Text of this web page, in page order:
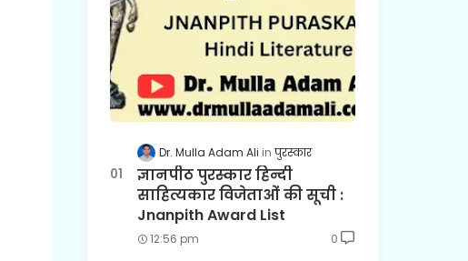
Dr. Mulla Adam Ali पुरस्कार
ज्ञानपीठ पुरस्कार हिन्दी
साहित्यकार विजेताओं की सूची :
Jnanpith Award List
12:56 pm 0